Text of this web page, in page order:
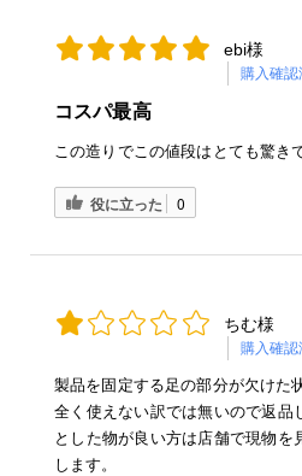
ebi様
購入確認
コスパ最高
この造りでこの値段はとても驚き
役に立った 0
ちむ様
購入確認
製品を固定する足の部分が欠けた
全く使えない訳では無いので返品
とした物が良い方は店舗で現物を
します。